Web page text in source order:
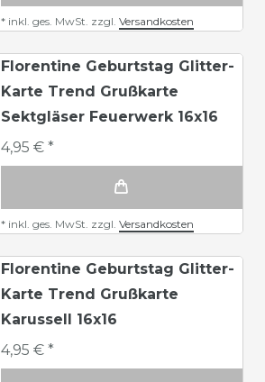
* inkl. ges. MwSt. zzgl. Versandkosten
Florentine Geburtstag Glitter-
Karte Trend Grußkarte
Sektgläser Feuerwerk 16x16
4,95 € *
* inkl. ges. MwSt. zzgl. Versandkosten
Florentine Geburtstag Glitter-
Karte Trend Grußkarte
Karussell 16x16
4,95 € *